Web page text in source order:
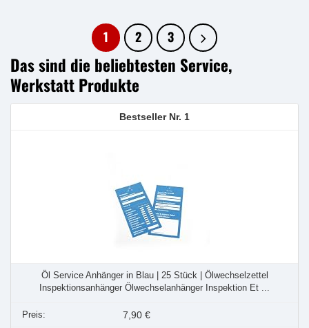
1 2 3
Das sind die beliebtesten Service,
Werkstatt Produkte
1
Öl Service Anhänger in Blau | 25 Stück | Ölwechselzettel
Inspektionsanhänger Ölwechselanhänger Inspektion Et ...
7,90 €